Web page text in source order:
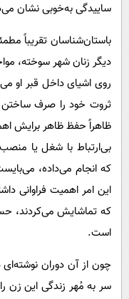
ساییدگی به‌خوبی نشان
باستان‌شناسان تقریباً
دیگر زنان شهر سوخته،
روی اشیای داخل قبر او
ثروت خود را صرف ساختن
ظاهراً حفظ ظاهر برایش
بی‌ارتباط با شغل یا
که انجام می‌داده،
این امر اهمیت فراوانی
که تماشایش می‌کردند،
است.
چون از آن دوران
سر به مُهر زندگی این زن